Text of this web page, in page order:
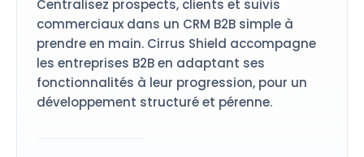
Centralisez prospects, clients et suivis
commerciaux dans un CRM B2B simple à
prendre en main. Cirrus Shield accompagne
les entreprises B2B en adaptant ses
fonctionnalités à leur progression, pour un
développement structuré et pérenne.